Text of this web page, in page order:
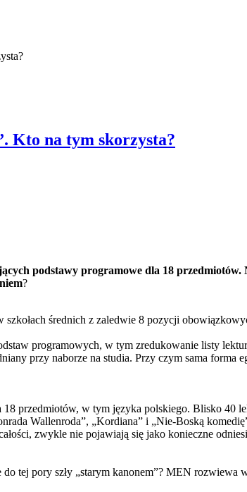
Kto na tym skorzysta?
podstawy programowe dla 18 przedmiotów.
?
średnich z zaledwie 8 pozycji
programowych, w tym zredukowanie listy
przy naborze na studia. Przy czym sama forma
przedmiotów, w tym języka polskiego. Blisko 40
Wallenroda”, „Kordiana” i „Nie-Boską
zwykle nie pojawiają się jako konieczne
tej pory szły „starym kanonem”? MEN